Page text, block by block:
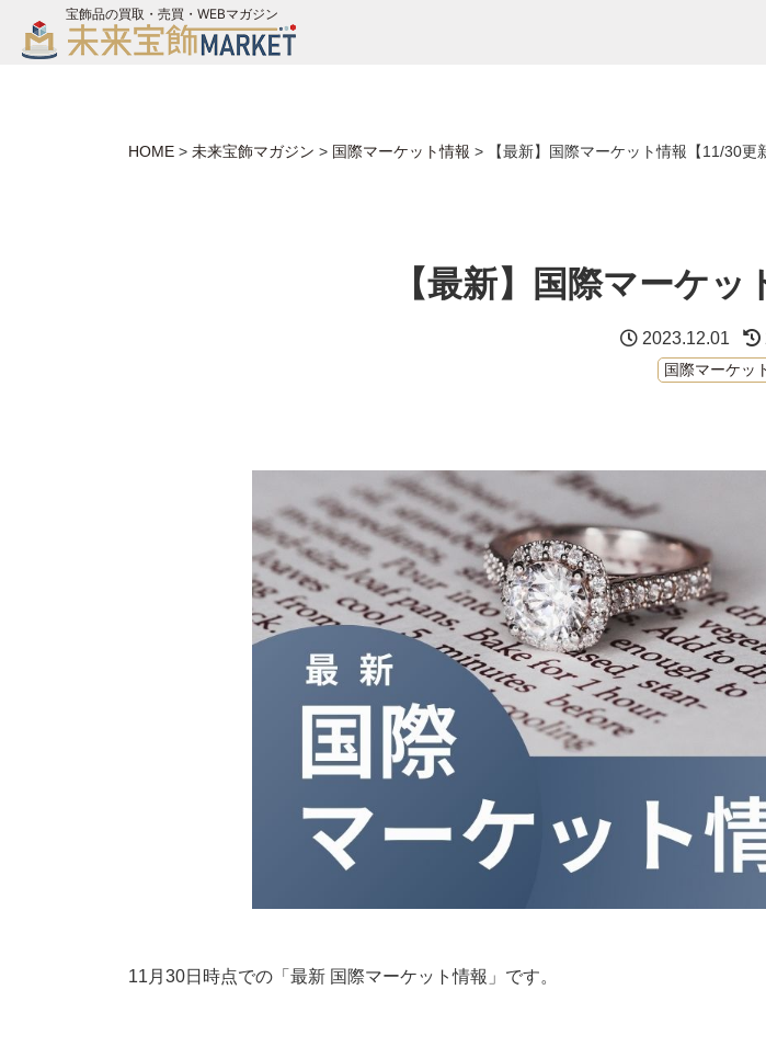
宝飾品の買取・売買・WEBマガジン
お問い合わせ
HOME > 未来宝飾マガジン > 国際マーケット情報 > 【最新】国際マーケット情報【11/30更
【最新】国際マーケッ
2023.12.01
国際マーケッ
11月30日時点での「最新 国際マーケット情報」です。